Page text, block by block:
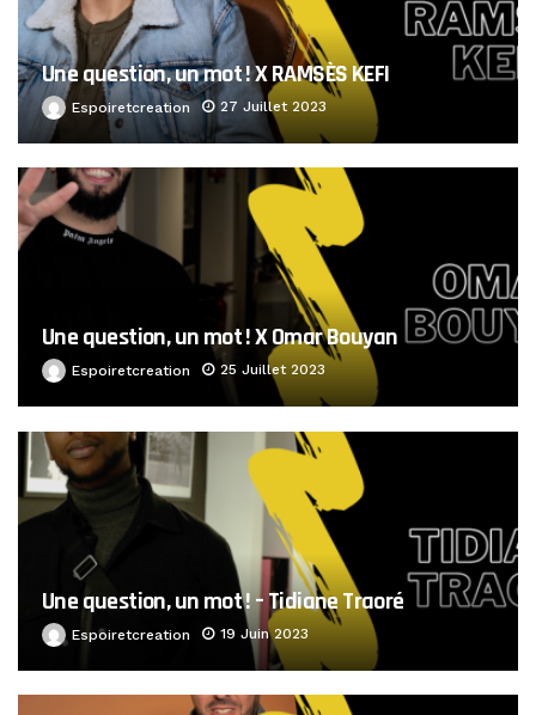
Une question, un mot ! X RAMSÈS KEFI
Espoiretcreation 27 Juillet 2023
Une question, un mot ! X Omar Bouyan
Espoiretcreation 25 Juillet 2023
Une question, un mot ! – Tidiane Traoré
Espoiretcreation 19 Juin 2023